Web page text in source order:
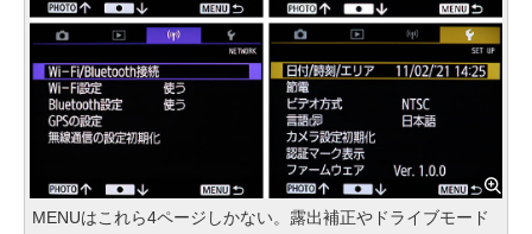
MENUはこれら4ページしかない。露出補正やドライブモード